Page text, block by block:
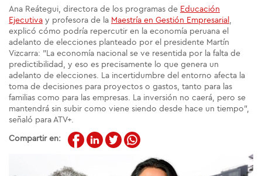
Ana Reátegui, directora de los programas de Educación
Ejecutiva y profesora de la Maestría en Gestión Empresarial ,
explicó cómo podría repercutir en la economía peruana el
adelanto de elecciones planteado por el presidente Martín
Vizcarra: "La economía nacional se ve resentida por la falta de
predictibilidad, y eso es precisamente lo que genera un
adelanto de elecciones. La incertidumbre del entorno afecta la
toma de decisiones para proyectos o gastos, tanto para las
familias como para las empresas. La inversión no caerá, pero se
mantendrá sin subir como viene siendo desde hace un tiempo",
señaló para ATV+.
Compartir en: